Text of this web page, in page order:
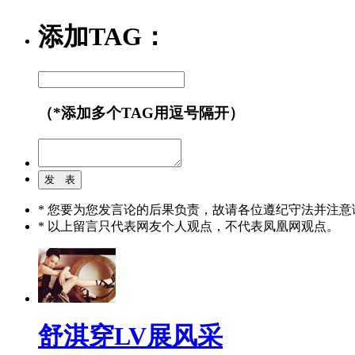
添加TAG：
（*添加多个TAG用逗号隔开）
* 您要为您发言论的后果负责，故请各位遵纪守法并注意
* 以上留言只代表网友个人观点，不代表凤凰网观点。
舒淇穿LV展风采